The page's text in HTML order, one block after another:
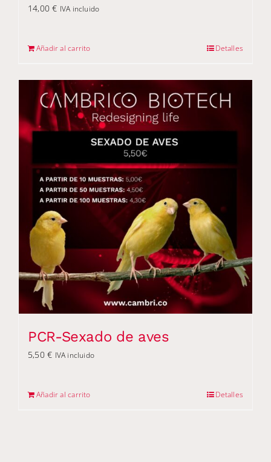
14,00€ IVA incluido
Añadir al carrito Detalles
PCR-Sexado de aves
5,50€ IVA incluido
Añadir al carrito Detalles